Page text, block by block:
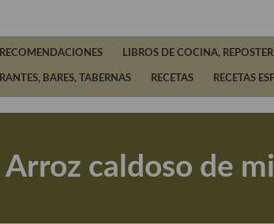
LIBROS DE COCINA,
BARES, TABERNAS RECETAS RECETAS
Arroz caldoso de